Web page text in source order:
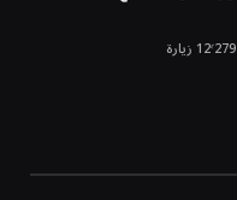
12٬279 زيارة